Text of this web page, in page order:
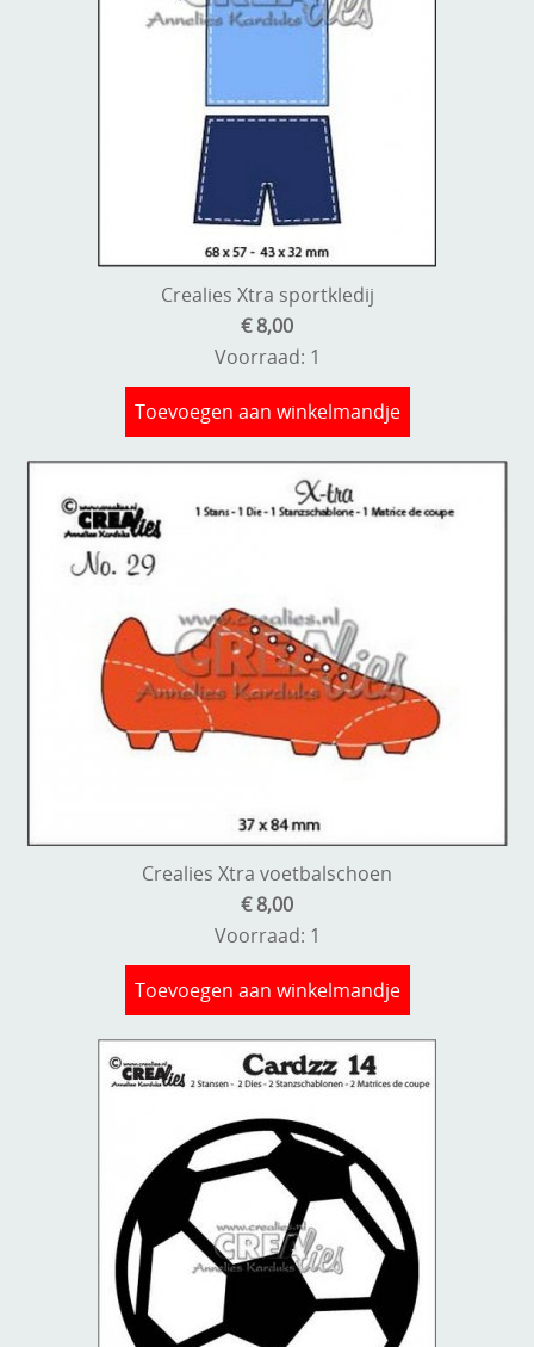
Crealies Xtra sportkledij
€ 8,00
Voorraad: 1
Toevoegen aan winkelmandje
Crealies Xtra voetbalschoen
€ 8,00
Voorraad: 1
Toevoegen aan winkelmandje